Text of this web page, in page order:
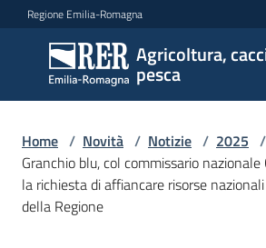
Vai al contenuto
Vai alla navigazione
Vai al footer
Regione Emilia-Romagna
Agricoltura,
pesca
Agricoltura,
caccia e
pesca
Argomenti
Home / Novità / Notizie / 2025 /
Granchio blu, col commissario
la richiesta di affiancare risorse
della Regione